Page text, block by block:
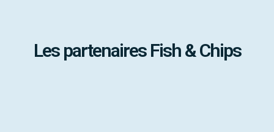
Les partenaires Fish & Chips